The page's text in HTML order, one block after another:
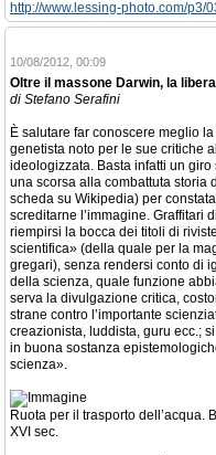
http://www.lessing-photo.com/p3/
10/08/2012, 00:09
Oltre il massone Darwin, la
di Stefano Serafini
È salutare far conoscere meglio
genetista noto per le sue critiche
ideologizzata. Basta infatti un
una scorsa alla combattuta storia
scheda su Wikipedia) per
screditarne l’immagine. Graffitari
riempirsi la bocca dei titoli di
scientifica» (della quale per la
gregari), senza rendersi conto di
della scienza, quale funzione
serva la divulgazione critica,
strane contro l’importante
creazionista, luddista, guru ecc.;
in buona sostanza
scienza».
Ruota per il trasporto dell’acqua.
XVI sec.